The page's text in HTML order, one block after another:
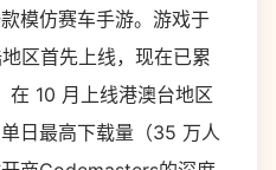
模仿赛车手游。游戏于
区首先上线，现在已累
10 月上线港澳台地区
日最高下载量（35 万人